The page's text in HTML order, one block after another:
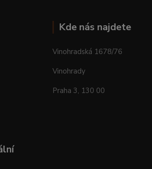
Kde nás najdete
Vinohradská 1678/76
Vinohrady
Praha 3, 130 00